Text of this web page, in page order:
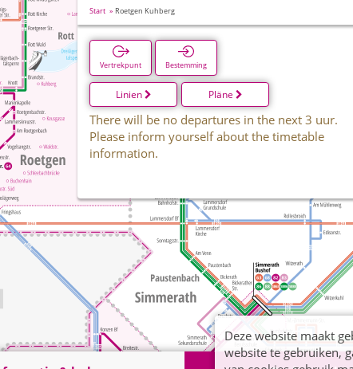
Start Roetgen Kuhberg
Vertrekpunt Bestemming
Linien Pläne
There will be no departures in the next 3 uur.
Please inform yourself about the timetable
information.
Deze website maakt
website te gebruiken,